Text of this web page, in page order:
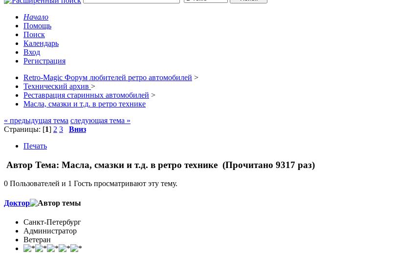
Начало
Помощь
Поиск
Календарь
Вход
Регистрация
Retro-Magic Форум любителей ретро автомобилей >
Технический архив >
Реставрация старинных автомобилей >
Масла, смазки и т.д. в ретро технике
« предыдущая тема следующая тема »
Страницы: [1] 2 3
Вниз
Печать
Автор Тема: Масла, смазки и т.д. в ретро технике (Прочитано 9317 раз)
0 Пользователей и 1 Гость просматривают эту тему.
Доктор
Санкт-Петербург
Администратор
Ветеран